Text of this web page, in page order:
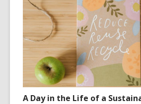
A Day in the Life of a